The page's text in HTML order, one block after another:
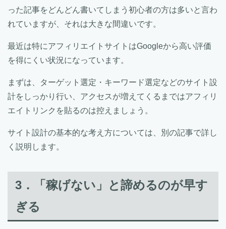
った記事をどんどん書いてしまう初心者の方は多いと言わ
れていますが、それは大きな間違いです。
最近は特にアフィリエイトサイトはGoogleから高い評価
を得にくい状況になっています。
まずは、ターゲット選定・キーワード選定などのサイト設
計をしっかり行い、アクセスが増えてくるまではアフィリ
エイトリンクを貼るのは控えましょう。
サイト設計の基本的な考え方については、別の記事で詳し
く説明します。
3．「稼げない」と諦めるのが早す
ぎる